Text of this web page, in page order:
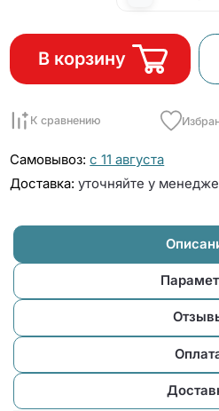
В корзину
К сравнению
Самовывоз: с 11 августа
Доставка: уточняйте у